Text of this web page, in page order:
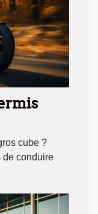
cube ?
de conduire